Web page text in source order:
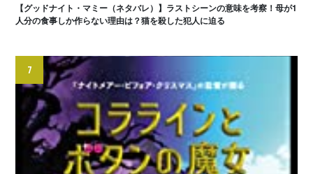
【グッドナイト・マミー（ネタバレ）】ラストシーンの意味を考察！母が1
人分の食事しか作らない理由は？猫を殺した犯人に迫る
7